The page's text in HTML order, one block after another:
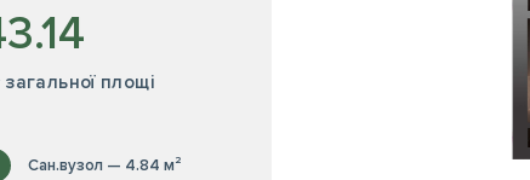
загальної площі
Сан.вузол — 4.84 м²